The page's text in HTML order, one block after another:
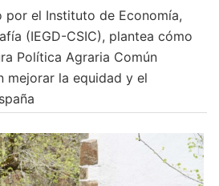
por el Instituto de Economía,
(IEGD-CSIC), plantea cómo
Política Agraria Común
mejorar la equidad y el